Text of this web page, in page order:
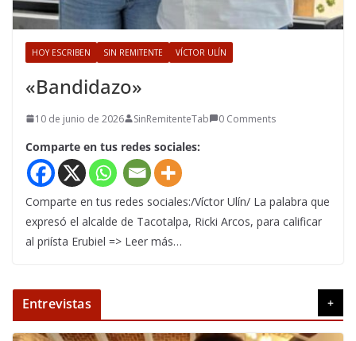
HOY ESCRIBEN SIN REMITENTE VÍCTOR ULÍN
«Bandidazo»
10 de junio de 2026 SinRemitenteTab 0 Comments
Comparte en tus redes sociales:
Comparte en tus redes sociales:/Víctor Ulín/ La palabra que
expresó el alcalde de Tacotalpa, Ricki Arcos, para calificar
al priísta Erubiel => Leer más…
Entrevistas +